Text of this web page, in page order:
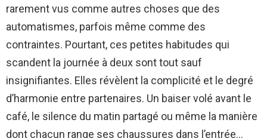
rarement vus comme autres choses que des
automatismes, parfois même comme des
contraintes. Pourtant, ces petites habitudes qui
scandent la journée à deux sont tout sauf
insignifiantes. Elles révèlent la complicité et le degré
d’harmonie entre partenaires. Un baiser volé avant le
café, le silence du matin partagé ou même la manière
dont chacun range ses chaussures dans l’entrée…